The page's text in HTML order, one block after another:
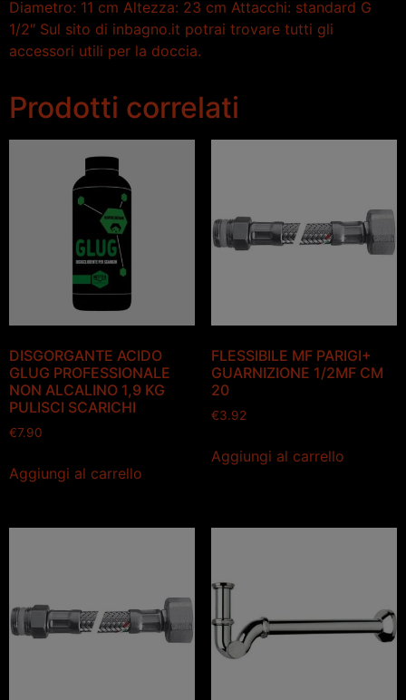
Diametro: 11 cm Altezza: 23 cm Attacchi: standard G
1/2″ Sul sito di inbagno.it potrai trovare tutti gli
accessori utili per la doccia.
Prodotti correlati
DISGORGANTE ACIDO
GLUG PROFESSIONALE
NON ALCALINO 1,9 KG
PULISCI SCARICHI
€7.90
Aggiungi al carrello
FLESSIBILE MF PARIGI+
GUARNIZIONE 1/2MF CM
20
€3.92
Aggiungi al carrello